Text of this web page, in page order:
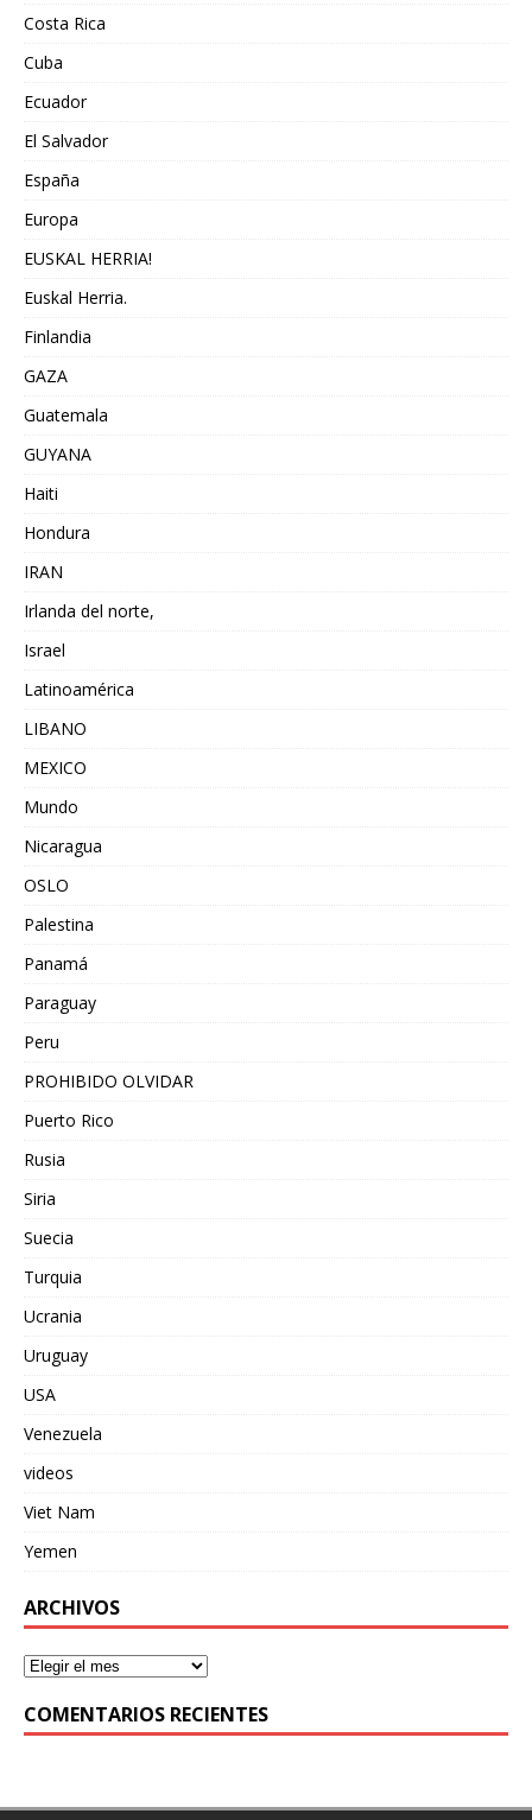
Costa Rica
Cuba
Ecuador
El Salvador
España
Europa
EUSKAL HERRIA!
Euskal Herria.
Finlandia
GAZA
Guatemala
GUYANA
Haiti
Hondura
IRAN
Irlanda del norte,
Israel
Latinoamérica
LIBANO
MEXICO
Mundo
Nicaragua
OSLO
Palestina
Panamá
Paraguay
Peru
PROHIBIDO OLVIDAR
Puerto Rico
Rusia
Siria
Suecia
Turquia
Ucrania
Uruguay
USA
Venezuela
videos
Viet Nam
Yemen
ARCHIVOS
COMENTARIOS RECIENTES